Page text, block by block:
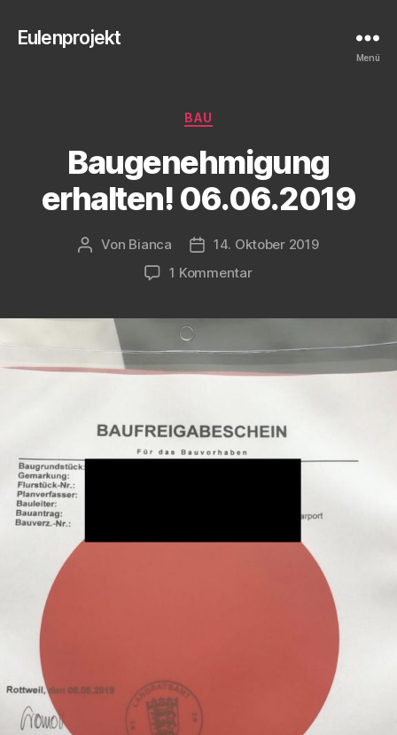
Eulenprojekt
Menü
Kategorien
BAU
Baugenehmigung
erhalten! 06.06.2019
Beitragsautor
Von Bianca Veröffentlichungsdatum
14. Oktober 2019
1 Kommentarzu